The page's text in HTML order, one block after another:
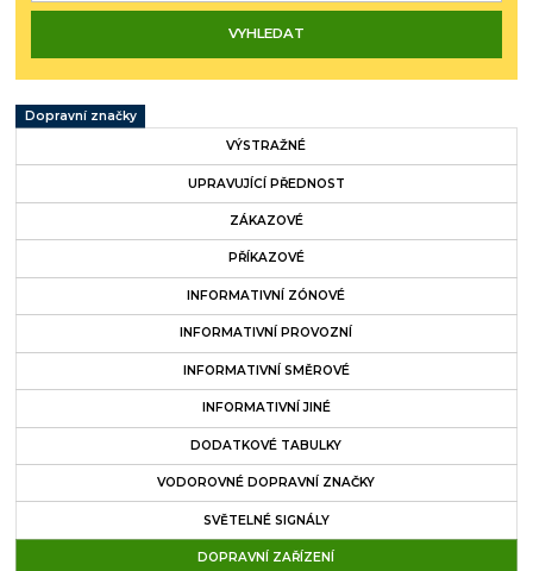
Dopravní značky
VÝSTRAŽNÉ
UPRAVUJÍCÍ PŘEDNOST
ZÁKAZOVÉ
PŘÍKAZOVÉ
INFORMATIVNÍ ZÓNOVÉ
INFORMATIVNÍ PROVOZNÍ
INFORMATIVNÍ SMĚROVÉ
INFORMATIVNÍ JINÉ
DODATKOVÉ TABULKY
VODOROVNÉ DOPRAVNÍ ZNAČKY
SVĚTELNÉ SIGNÁLY
DOPRAVNÍ ZAŘÍZENÍ